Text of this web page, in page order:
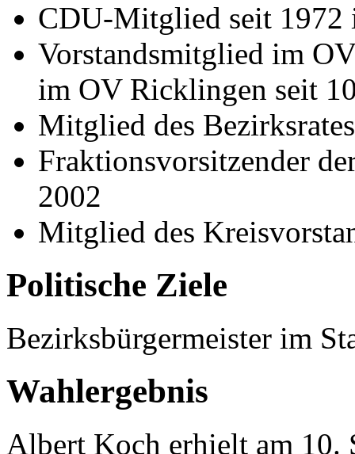
CDU-Mitglied seit 1972
Vorstandsmitglied im
im OV Ricklingen seit
Mitglied des
Fraktionsvorsitzender
2002
Mitglied des
Politische Ziele
Bezirksbürgermeister im
Wahlergebnis
Albert Koch erhielt am 10.